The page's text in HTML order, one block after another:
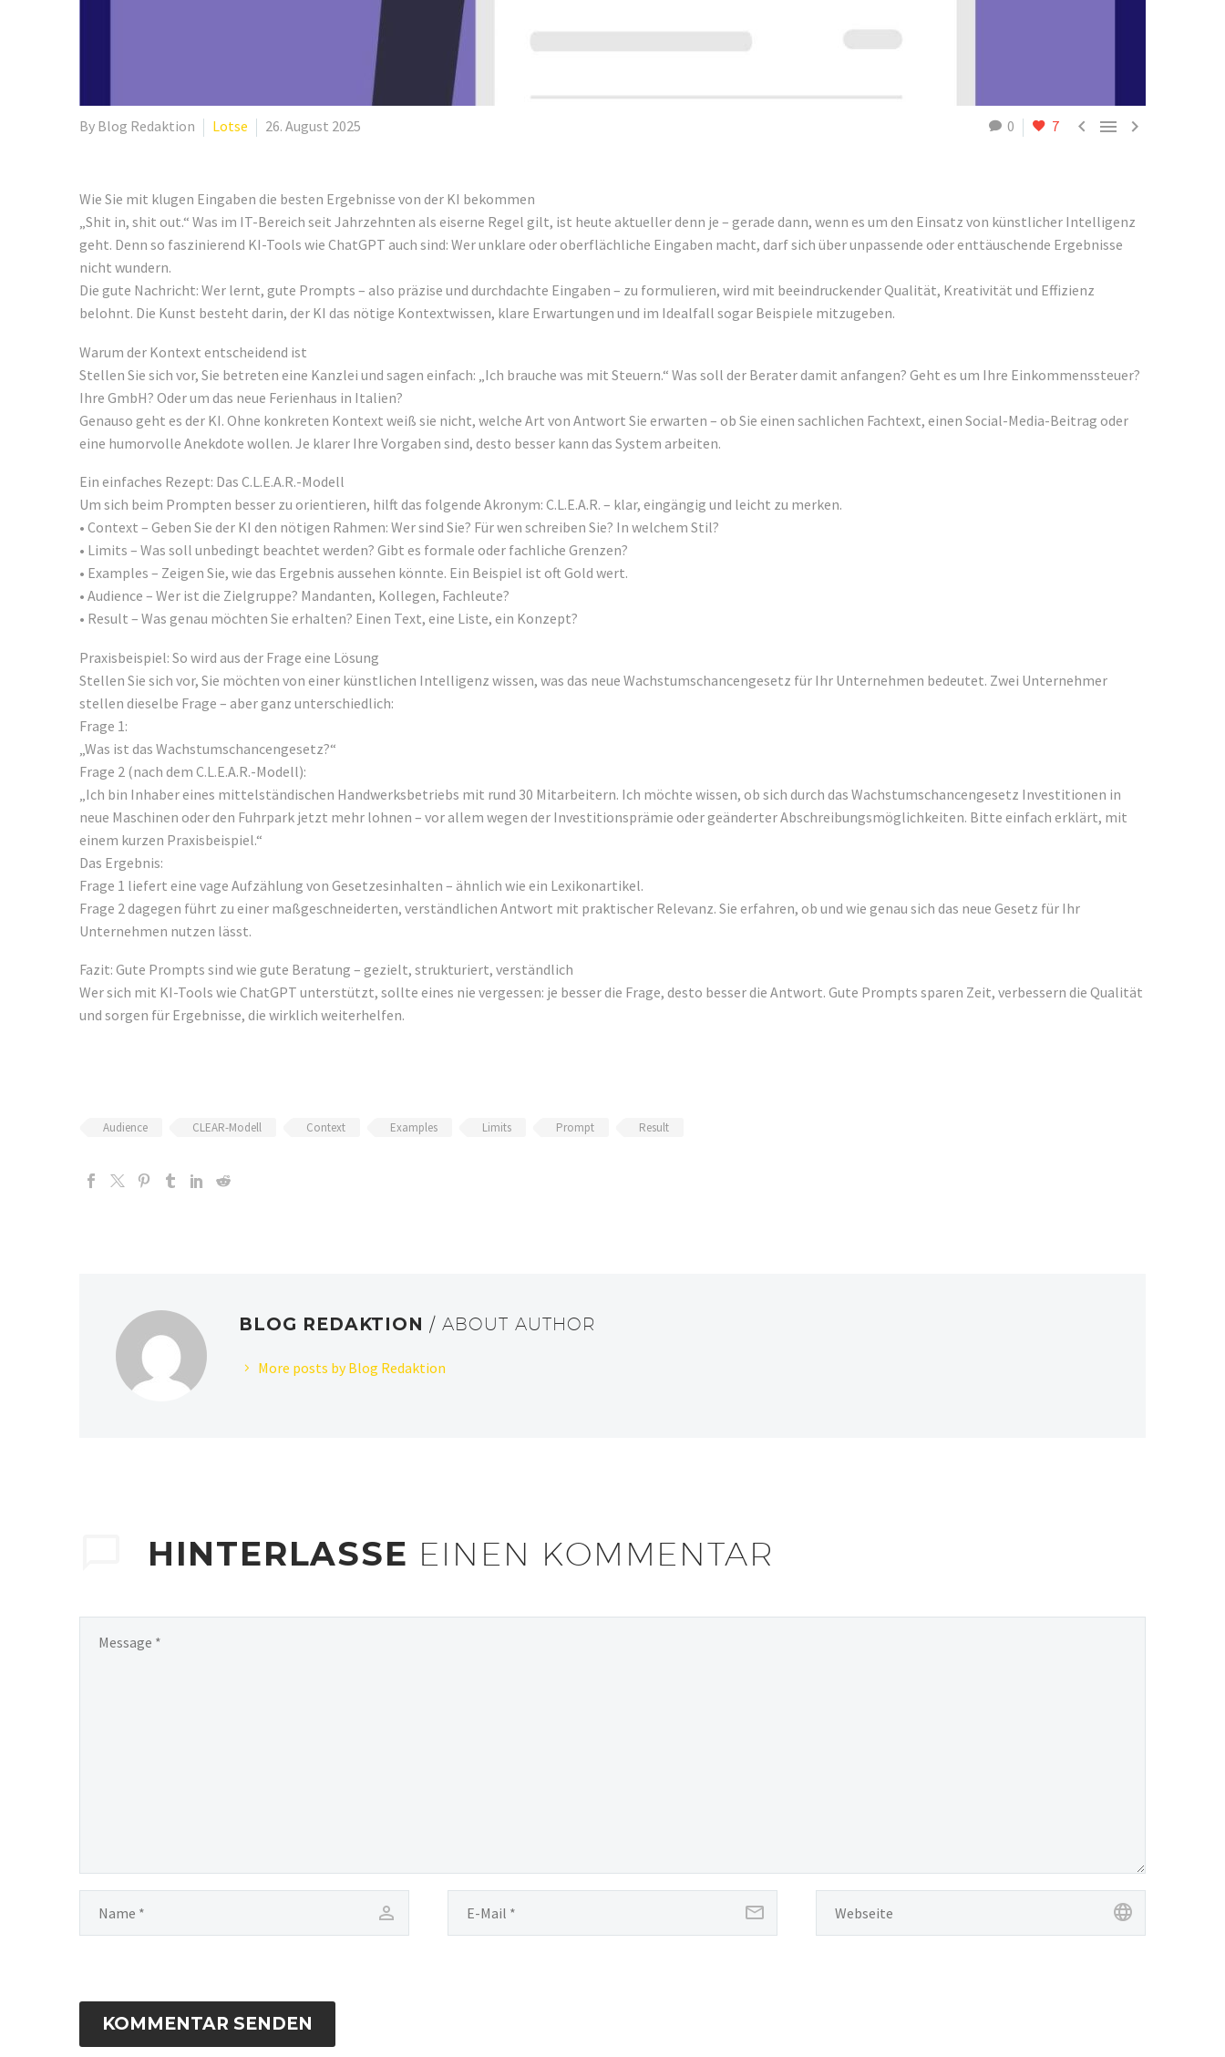
0 7   
By Blog Redaktion Lotse 26. August 2025
Wie Sie mit klugen Eingaben die besten Ergebnisse von der KI bekommen
„Shit in, shit out.“ Was im IT-Bereich seit Jahrzehnten als eiserne Regel gilt, ist heute aktueller denn je – gerade dann, wenn es um den Einsatz von künstlicher Intelligenz
geht. Denn so faszinierend KI-Tools wie ChatGPT auch sind: Wer unklare oder oberflächliche Eingaben macht, darf sich über unpassende oder enttäuschende Ergebnisse
nicht wundern.
Die gute Nachricht: Wer lernt, gute Prompts – also präzise und durchdachte Eingaben – zu formulieren, wird mit beeindruckender Qualität, Kreativität und Effizienz
belohnt. Die Kunst besteht darin, der KI das nötige Kontextwissen, klare Erwartungen und im Idealfall sogar Beispiele mitzugeben.
Warum der Kontext entscheidend ist
Stellen Sie sich vor, Sie betreten eine Kanzlei und sagen einfach: „Ich brauche was mit Steuern.“ Was soll der Berater damit anfangen? Geht es um Ihre Einkommenssteuer?
Ihre GmbH? Oder um das neue Ferienhaus in Italien?
Genauso geht es der KI. Ohne konkreten Kontext weiß sie nicht, welche Art von Antwort Sie erwarten – ob Sie einen sachlichen Fachtext, einen Social-Media-Beitrag oder
eine humorvolle Anekdote wollen. Je klarer Ihre Vorgaben sind, desto besser kann das System arbeiten.
Ein einfaches Rezept: Das C.L.E.A.R.-Modell
Um sich beim Prompten besser zu orientieren, hilft das folgende Akronym: C.L.E.A.R. – klar, eingängig und leicht zu merken.
• Context – Geben Sie der KI den nötigen Rahmen: Wer sind Sie? Für wen schreiben Sie? In welchem Stil?
• Limits – Was soll unbedingt beachtet werden? Gibt es formale oder fachliche Grenzen?
• Examples – Zeigen Sie, wie das Ergebnis aussehen könnte. Ein Beispiel ist oft Gold wert.
• Audience – Wer ist die Zielgruppe? Mandanten, Kollegen, Fachleute?
• Result – Was genau möchten Sie erhalten? Einen Text, eine Liste, ein Konzept?
Praxisbeispiel: So wird aus der Frage eine Lösung
Stellen Sie sich vor, Sie möchten von einer künstlichen Intelligenz wissen, was das neue Wachstumschancengesetz für Ihr Unternehmen bedeutet. Zwei Unternehmer
stellen dieselbe Frage – aber ganz unterschiedlich:
Frage 1:
„Was ist das Wachstumschancengesetz?“
Frage 2 (nach dem C.L.E.A.R.-Modell):
„Ich bin Inhaber eines mittelständischen Handwerksbetriebs mit rund 30 Mitarbeitern. Ich möchte wissen, ob sich durch das Wachstumschancengesetz Investitionen in
neue Maschinen oder den Fuhrpark jetzt mehr lohnen – vor allem wegen der Investitionsprämie oder geänderter Abschreibungsmöglichkeiten. Bitte einfach erklärt, mit
einem kurzen Praxisbeispiel.“
Das Ergebnis:
Frage 1 liefert eine vage Aufzählung von Gesetzesinhalten – ähnlich wie ein Lexikonartikel.
Frage 2 dagegen führt zu einer maßgeschneiderten, verständlichen Antwort mit praktischer Relevanz. Sie erfahren, ob und wie genau sich das neue Gesetz für Ihr
Unternehmen nutzen lässt.
Fazit: Gute Prompts sind wie gute Beratung – gezielt, strukturiert, verständlich
Wer sich mit KI-Tools wie ChatGPT unterstützt, sollte eines nie vergessen: je besser die Frage, desto besser die Antwort. Gute Prompts sparen Zeit, verbessern die Qualität
und sorgen für Ergebnisse, die wirklich weiterhelfen.
Audience CLEAR-Modell Context Examples Limits Prompt Result
BLOG REDAKTION / ABOUT AUTHOR
More posts by Blog Redaktion
HINTERLASSE EINEN KOMMENTAR
KOMMENTAR SENDEN